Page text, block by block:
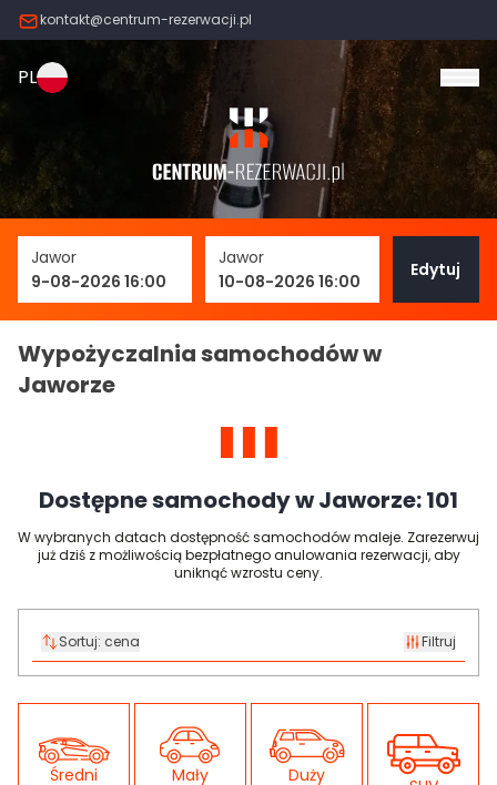
kontakt@centrum-rezerwacji.pl
PL
Jawor
9-08-2026 16:00
Jawor
10-08-2026 16:00
Edytuj
Wypożyczalnia samochodów w
Jaworze
Dostępne samochody w Jaworze:101
W wybranych datach dostępność samochodów maleje. Zarezerwuj
już dziś z możliwością bezpłatnego anulowania rezerwacji, aby
uniknąć wzrostu ceny.
Sortuj: cena Filtruj
Średni
Mały
Duży